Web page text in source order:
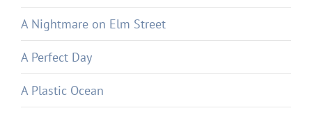
A Nightmare on Elm Street
A Perfect Day
A Plastic Ocean